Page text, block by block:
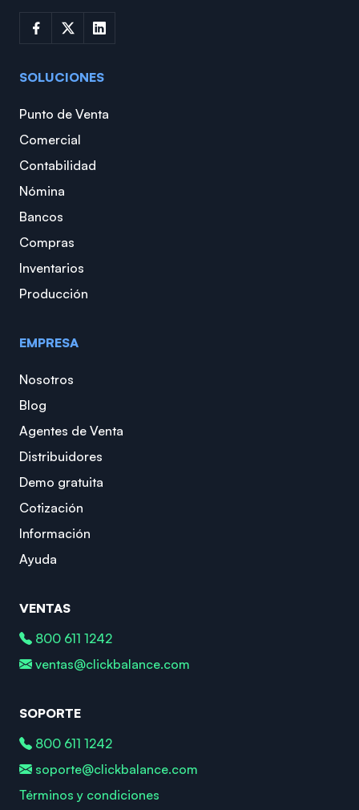
SOLUCIONES
Punto de Venta
Comercial
Contabilidad
Nómina
Bancos
Compras
Inventarios
Producción
EMPRESA
Nosotros
Blog
Agentes de Venta
Distribuidores
Demo gratuita
Cotización
Información
Ayuda
VENTAS
800 611 1242
ventas@clickbalance.com
SOPORTE
800 611 1242
soporte@clickbalance.com
Términos y condiciones